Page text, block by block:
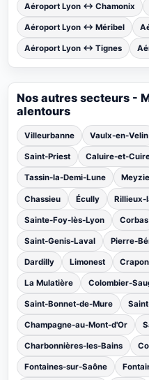
Aéroport Lyon ↔ Chamonix
Aéroport Lyon ↔ Méribel
Aéroport Lyon ↔ Tignes
Nos autres secteurs -
alentours
Villeurbanne Vaulx-en-Velin
Saint-Priest Caluire-et-
Tassin-la-Demi-Lune
Chassieu Écully Rillieux-
Sainte-Foy-lès-Lyon Corbas
Saint-Genis-Laval Pierre-
Dardilly Limonest
La Mulatière Colombier-
Saint-Bonnet-de-Mure
Champagne-au-Mont-d'Or
Charbonnières-les-Bains
Fontaines-sur-Saône